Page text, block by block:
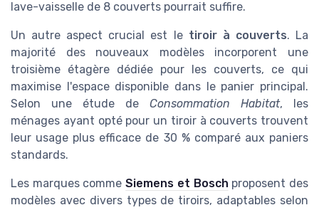
lave-vaisselle de 8 couverts pourrait suffire.
Un autre aspect crucial est le tiroir à couverts. La
majorité des nouveaux modèles incorporent une
troisième étagère dédiée pour les couverts, ce qui
maximise l'espace disponible dans le panier principal.
Selon une étude de Consommation Habitat, les
ménages ayant opté pour un tiroir à couverts trouvent
leur usage plus efficace de 30 % comparé aux paniers
standards.
Les marques commeSiemens et Bosch proposent des
modèles avec divers types de tiroirs, adaptables selon